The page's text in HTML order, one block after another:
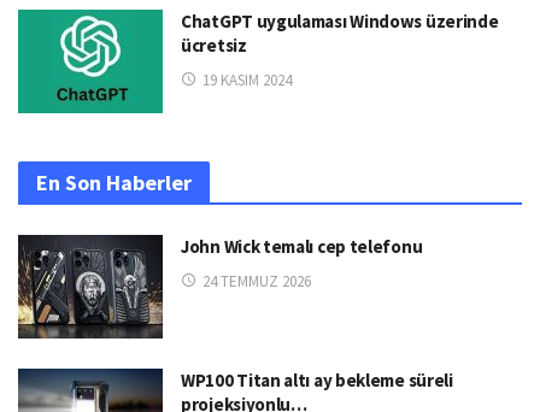
ChatGPT uygulaması Windows üzerinde
ücretsiz
19 KASIM 2024
En Son Haberler
John Wick temalı cep telefonu
24 TEMMUZ 2026
WP100 Titan altı ay bekleme süreli
projeksiyonlu…